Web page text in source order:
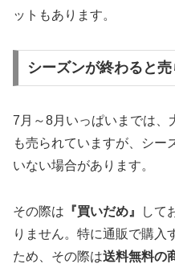
ットもあります。
シーズンが終わると
7月～8月いっぱいまでは、
も売られていますが、シー
いない場合があります。
その際は 『買いだめ』
して
りません。特に通販で購入
ため、その際は送料無料の